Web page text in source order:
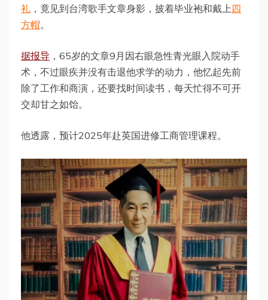
礼 ，竟见到台湾歌手文章身影，披着毕业袍和戴上 四
方帽。
据报导 ，65岁的文章9月因右眼急性青光眼入院动手
术，不过眼疾并没有击退他求学的动力，他忆起先前
除了工作和商演，还要找时间读书，每天忙得不可开
交却甘之如饴。
他透露，预计2025年赴英国进修工商管理课程。